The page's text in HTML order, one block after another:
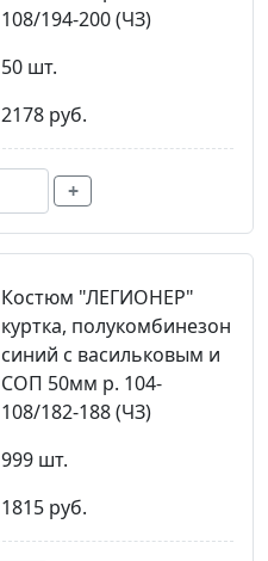
108/194-200 (ЧЗ)
50 шт.
2178 руб.
+
Костюм "ЛЕГИОНЕР"
куртка, полукомбинезон
синий с васильковым и
СОП 50мм р. 104-
108/182-188 (ЧЗ)
999 шт.
1815 руб.